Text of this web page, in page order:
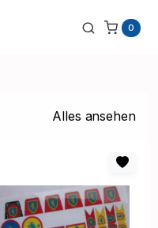
0
Alles ansehen